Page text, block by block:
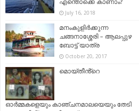
എന്തൊക്കെ കാണാം?
July 16, 2018
മനംകുളിര്‍ക്കുന്ന
ചങ്ങനാശ്ശേരി – ആലപ്പുഴ
ബോട്ട് യാത്ര
October 20, 2017
മൊയ്‌തീൻ്റെ
ഓർമ്മകളെയും കാഞ്ചനമാലയെയും തേടി